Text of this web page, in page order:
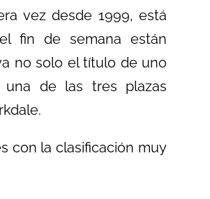
vez desde 1999, está
fin de semana están
no solo el título de uno
de las tres plazas
con la clasificación muy